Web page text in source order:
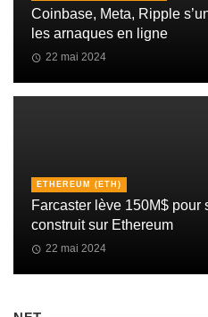
Coinbase, Meta, Ripple
les arnaques en ligne
22 mai 2024
ETHEREUM (ETH)
Farcaster lève 150M$ pour
construit sur Ethereum
22 mai 2024